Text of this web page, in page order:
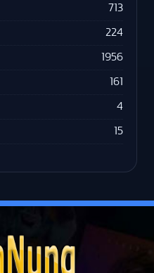
713
224
1956
161
4
15